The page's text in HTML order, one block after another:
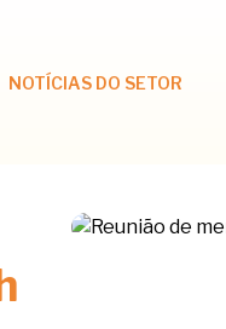
NOTÍCIAS DO SETOR